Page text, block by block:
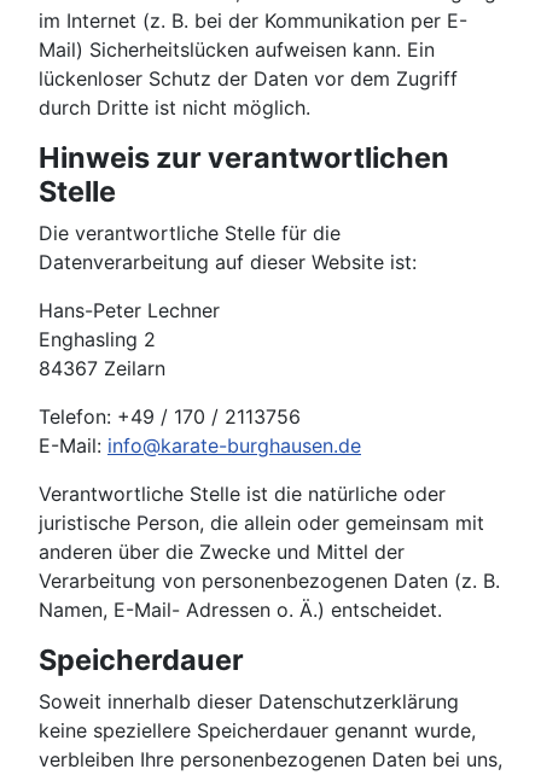
im Internet (z. B. bei der Kommunikation per E-
Mail) Sicherheitslücken aufweisen kann. Ein
lückenloser Schutz der Daten vor dem Zugriff
durch Dritte ist nicht möglich.
Hinweis zur verantwortlichen
Stelle
Die verantwortliche Stelle für die
Datenverarbeitung auf dieser Website ist:
Hans-Peter Lechner
Enghasling 2
84367 Zeilarn
Telefon: +49 / 170 / 2113756
E-Mail: info@karate-burghausen.de
Verantwortliche Stelle ist die natürliche oder
juristische Person, die allein oder gemeinsam mit
anderen über die Zwecke und Mittel der
Verarbeitung von personenbezogenen Daten (z. B.
Namen, E-Mail- Adressen o. Ä.) entscheidet.
Speicherdauer
Soweit innerhalb dieser Datenschutzerklärung
keine speziellere Speicherdauer genannt wurde,
verbleiben Ihre personenbezogenen Daten bei uns,